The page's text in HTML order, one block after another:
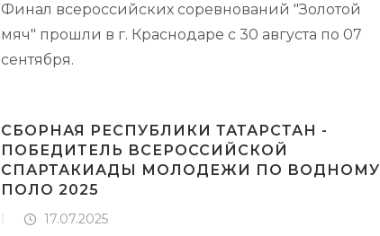
Финал всероссийских соревнований "Золотой
мяч" прошли в г. Краснодаре с 30 августа по 07
сентября.
СБОРНАЯ РЕСПУБЛИКИ ТАТАРСТАН -
ПОБЕДИТЕЛЬ ВСЕРОССИЙСКОЙ
СПАРТАКИАДЫ МОЛОДЕЖИ ПО ВОДНОМУ
ПОЛО 2025
17.07.2025